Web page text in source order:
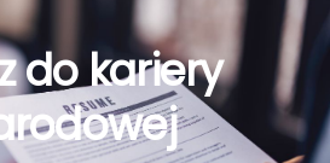
do kariery